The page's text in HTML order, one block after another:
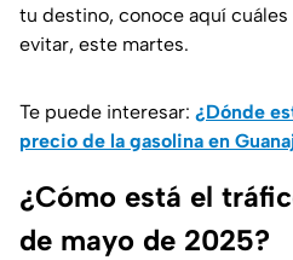
tu destino, conoce aquí
evitar, este martes.
Te puede interesar: ¿Dónde
precio de la gasolina en
¿Cómo está el
de mayo de 2025?